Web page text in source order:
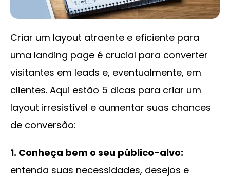
Criar um layout atraente e eficiente para
uma landing page é crucial para converter
visitantes em leads e, eventualmente, em
clientes. Aqui estão 5 dicas para criar um
layout irresistível e aumentar suas chances
de conversão:
1. Conheça bem o seu público-alvo:
entenda suas necessidades, desejos e